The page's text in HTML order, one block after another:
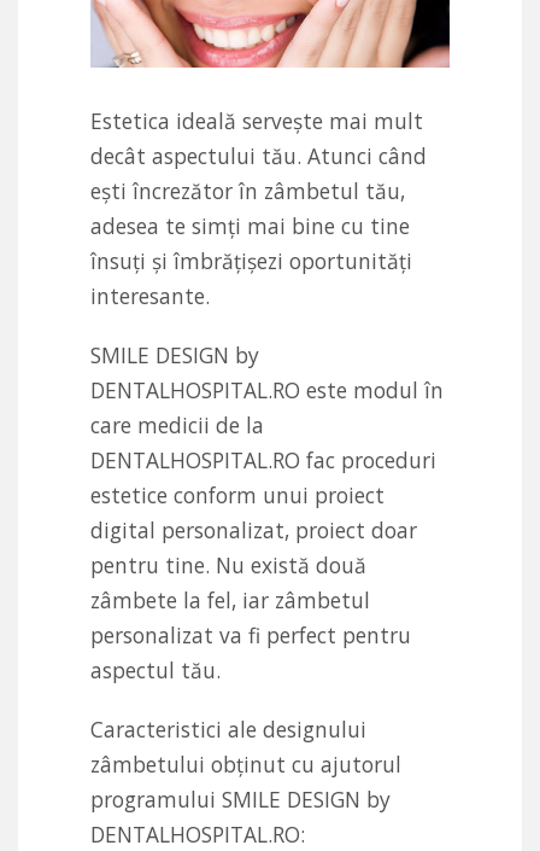
Estetica ideală servește mai mult
decât aspectului tău. Atunci când
ești încrezător în zâmbetul tău,
adesea te simți mai bine cu tine
însuți și îmbrățișezi oportunități
interesante.
SMILE DESIGN by
DENTALHOSPITAL.RO este modul în
care medicii de la
DENTALHOSPITAL.RO fac proceduri
estetice conform unui proiect
digital personalizat, proiect doar
pentru tine. Nu există două
zâmbete la fel, iar zâmbetul
personalizat va fi perfect pentru
aspectul tău.
Caracteristici ale designului
zâmbetului obținut cu ajutorul
programului SMILE DESIGN by
DENTALHOSPITAL.RO: